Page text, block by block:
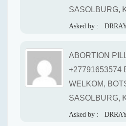
SASOLBURG,
Asked by :
ABORTION
+27791653574
WELKOM,
SASOLBURG,
Asked by :